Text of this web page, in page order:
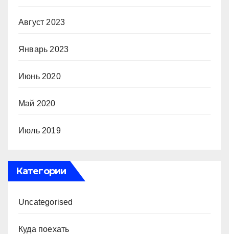
Август 2023
Январь 2023
Июнь 2020
Май 2020
Июль 2019
Категории
Uncategorised
Куда поехать